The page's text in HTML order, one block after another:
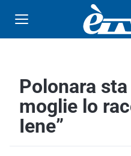
Polonara
moglie lo
Iene”